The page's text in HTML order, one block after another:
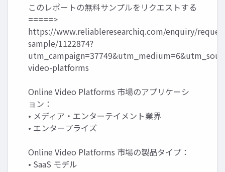
このレポートの無料サンプルをリクエストする
=====>
https://www.reliableresearchiq.com/enquiry/
sample/1122874?
video-platforms
Online Video Platforms 市場のアプリケーシ
ョン：
• メディア・エンターテイメント業界
• エンタープライズ
Online Video Platforms 市場の製品タイプ：
• SaaS モデル